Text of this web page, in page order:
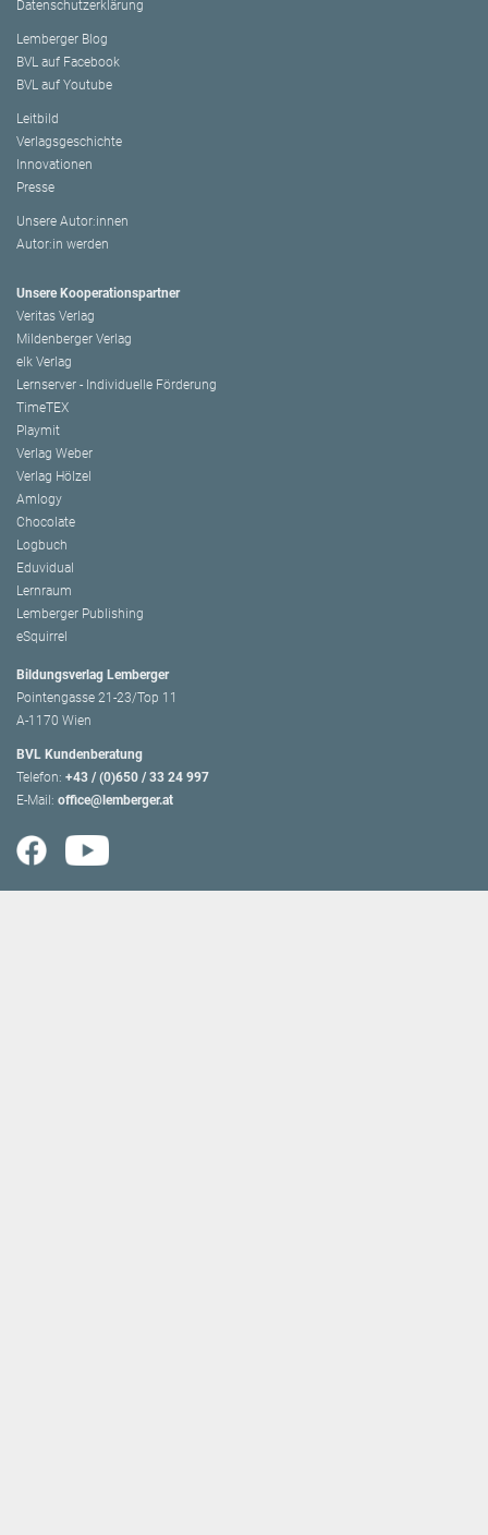
Datenschutzerklärung
Lemberger Blog
BVL auf Facebook
BVL auf Youtube
Leitbild
Verlagsgeschichte
Innovationen
Presse
Unsere Autor:innen
Autor:in werden
Unsere Kooperationspartner
Veritas Verlag
Mildenberger Verlag
elk Verlag
Lernserver - Individuelle Förderung
TimeTEX
Playmit
Verlag Weber
Verlag Hölzel
Amlogy
Chocolate
Logbuch
Eduvidual
Lernraum
Lemberger Publishing
eSquirrel
Bildungsverlag Lemberger
Pointengasse 21-23/Top 11
A-1170 Wien
BVL Kundenberatung
Telefon: +43 / (0)650 / 33 24 997
E-Mail: office@lemberger.at